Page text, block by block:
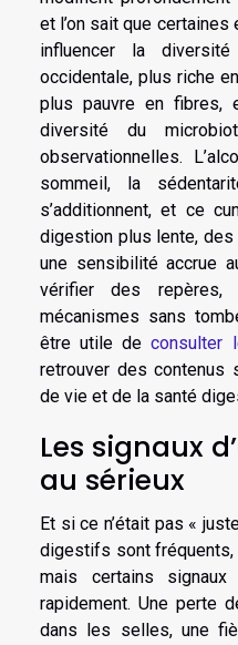
et l’on sait que
influencer la diversité
occidentale, plus riche
plus pauvre en fibres,
diversité du
observationnelles.
sommeil, la
s’additionnent, et ce
digestion plus lente,
une sensibilité accrue
vérifier des repères,
mécanismes sans
être utile deconsulter
retrouver des contenus
de vie et de la santé
Les signaux
au sérieux
Et si ce n’était pas «
digestifs sont fréquents,
mais certains
rapidement. Une perte
dans les selles, une